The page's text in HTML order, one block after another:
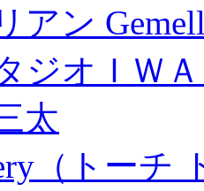
アン
ジオＩＷ
太
（トーチ